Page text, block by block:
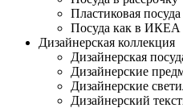
Пластиковая посуда
Посуда как в ИКЕА
Дизайнерская коллекция
Дизайнерская
Дизайнерские
Дизайнерские
Дизайнерский